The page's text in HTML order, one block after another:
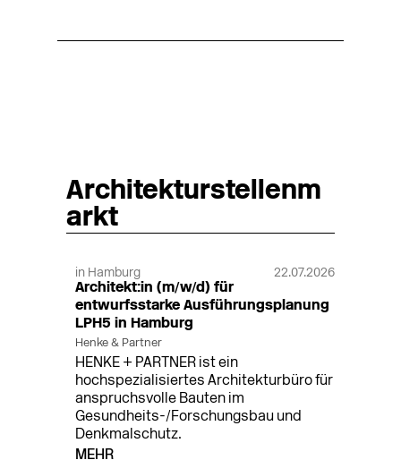
Architekturstellenm
arkt
in Hamburg 22.07.2026
Architekt:in (m/w/d) für
entwurfsstarke Ausführungsplanung
LPH5 in Hamburg
Henke & Partner
HENKE + PARTNER ist ein
hochspezialisiertes Architekturbüro für
anspruchsvolle Bauten im
Gesundheits-/Forschungsbau und
Denkmalschutz.
MEHR